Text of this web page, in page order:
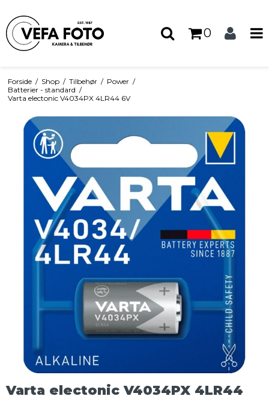
0
Forside / Shop / Tilbehør / Power /
Batterier - standard /
Varta electonic V4034PX 4LR44 6V
Varta electonic V4034PX 4LR44